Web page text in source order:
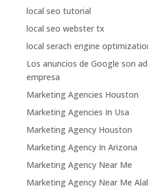
local seo tutorial
local seo webster tx
local serach engine
Los anuncios de Google son
empresa
Marketing Agencies Houston
Marketing Agencies In Usa
Marketing Agency Houston
Marketing Agency In Arizona
Marketing Agency Near Me
Marketing Agency Near Me